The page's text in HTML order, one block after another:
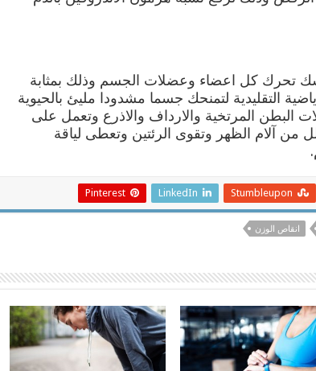
تحرك كل اعضاء وعضلات الجسم وذلك بمثابة
التقليدية لتمنحك جسما مشدودا مليئ بالحيوية
البطن المرتخية والارداف والاذرع وتعمل على
من آلام الظهر وتقوى الرئتين وتعطى لياقة
Stumbleupon
LinkedIn
Pinterest
انقاص الوزن